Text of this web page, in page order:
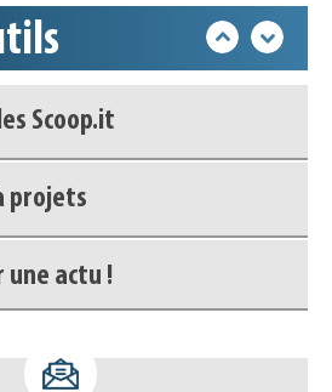
Scoop.it
projets
une actu !